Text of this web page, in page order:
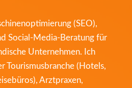
(SEO),
Social-Media-Beratung für
Unternehmen. Ich
Tourismusbranche (Hotels,
Arztpraxen,